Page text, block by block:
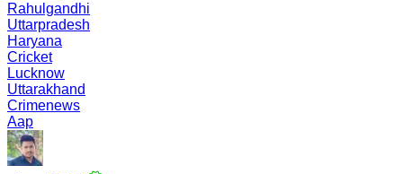
Rahulgandhi
Uttarpradesh
Haryana
Cricket
Lucknow
Uttarakhand
Crimenews
Aap